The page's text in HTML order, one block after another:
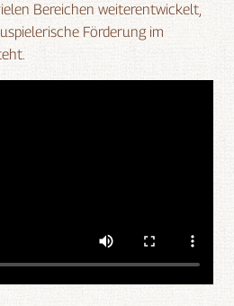
Bereichen weiterentwickelt,
Förderung im